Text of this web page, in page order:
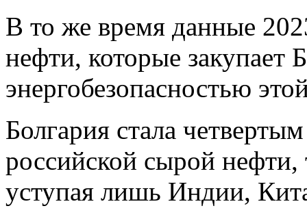
В то же время данные
нефти, которые закупает
энергобезопасностью
Болгария стала
российской сырой
уступая лишь Индии,